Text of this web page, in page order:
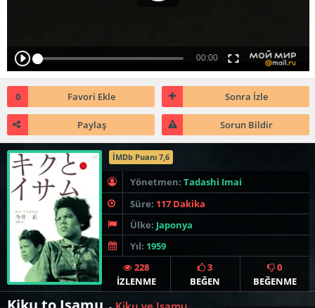
0 Favori Ekle Sonra İzle
Paylaş Sorun Bildir
İMDb Puanı 7,6
Yönetmen: Tadashi Imai
Süre: 117 Dakika
Ülke: Japonya
Yıl: 1959
228
İZLENME
3
BEĞEN
0
BEĞENME